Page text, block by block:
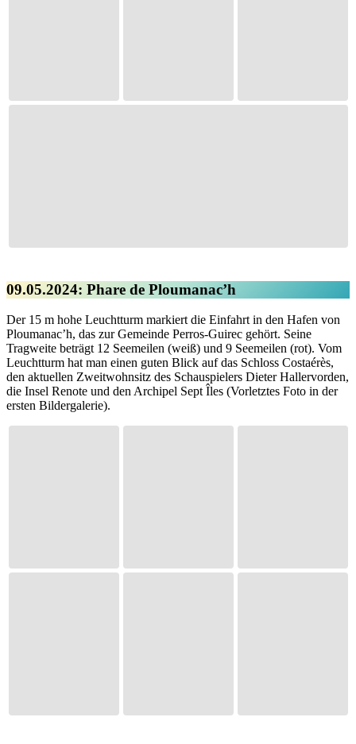
09.05.2024: Phare de Ploumanac’h
Der 15 m hohe Leuchtturm markiert die Einfahrt in den Hafen von
Ploumanac’h, das zur Gemeinde Perros-Guirec gehört. Seine
Tragweite beträgt 12 Seemeilen (weiß) und 9 Seemeilen (rot). Vom
Leuchtturm hat man einen guten Blick auf das Schloss Costaérès,
den aktuellen Zweitwohnsitz des Schauspielers Dieter Hallervorden,
die Insel Renote und den Archipel Sept Îles (Vorletztes Foto in der
ersten Bildergalerie).